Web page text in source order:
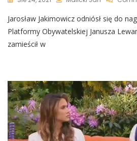
Jarosław Jakimowicz odniósł się do
Platformy Obywatelskiej Janusza
zamieścił w